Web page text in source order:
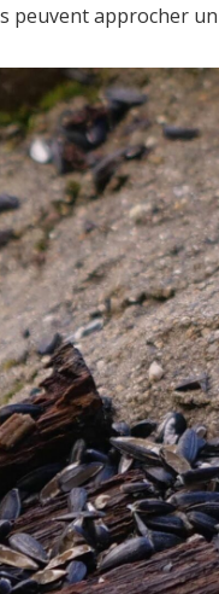
peuvent approcher un